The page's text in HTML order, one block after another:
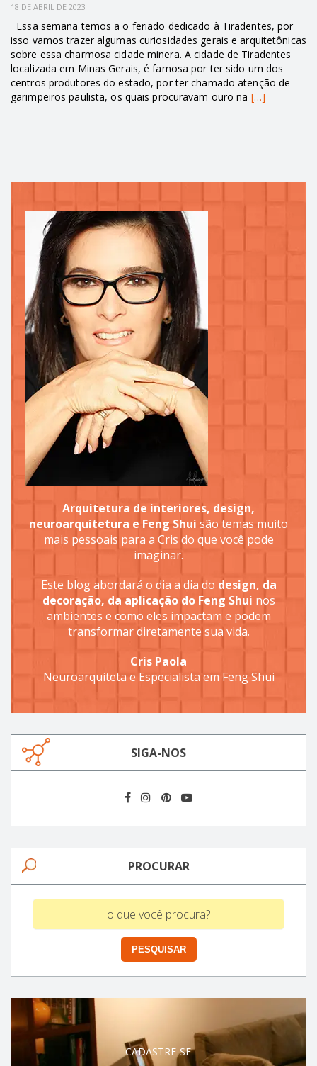
18 DE ABRIL DE 2023
Essa semana temos a o feriado dedicado à Tiradentes, por
isso vamos trazer algumas curiosidades gerais e arquitetônicas
sobre essa charmosa cidade minera. A cidade de Tiradentes
localizada em Minas Gerais, é famosa por ter sido um dos
centros produtores do estado, por ter chamado atenção de
garimpeiros paulista, os quais procuravam ouro na […]
Arquitetura de interiores, design,
neuroarquitetura e Feng Shui são temas muito
mais pessoais para a Cris do que você pode
imaginar.
Este blog abordará o dia a dia do design, da
decoração, da aplicação do Feng Shui nos
ambientes e como eles impactam e podem
transformar diretamente sua vida.
Cris Paola
Neuroarquiteta e Especialista em Feng Shui
SIGA-NOS
PROCURAR
CADASTRE-SE